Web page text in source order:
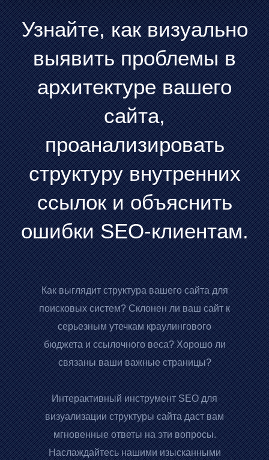
Узнайте, как визуально
выявить проблемы в
архитектуре вашего
сайта,
проанализировать
структуру внутренних
ссылок и объяснить
ошибки SEO-клиентам.
Как выглядит структура вашего сайта для
поисковых систем? Склонен ли ваш сайт к
серьезным утечкам краулингового
бюджета и ссылочного веса? Хорошо ли
связаны ваши важные страницы?
Интерактивный инструмент SEO для
визуализации структуры сайта даст вам
мгновенные ответы на эти вопросы.
Наслаждайтесь нашими изысканными